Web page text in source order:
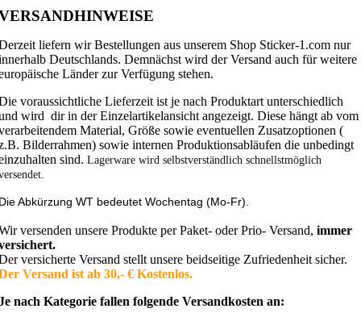
liefern wir Bestellungen aus unserem Shop Sticker-1.com nur
Deutschlands. Demnächst wird der Versand auch für weitere
Länder zur Verfügung stehen.
voraussichtliche Lieferzeit ist je nach Produktart unterschiedlich
wird dir in der Einzelartikelansicht angezeigt. Diese hängt ab vom
Material, Größe sowie eventuellen Zusatzoptionen (
Bilderrahmen) sowie internen Produktionsabläufen die unbedingt
sind. Lagerware wird selbstverständlich schnellstmöglich
Abkürzung WT bedeutet Wochentag (Mo-Fr).
versenden unsere Produkte per Paket- oder Prio- Versand, immer
versicherte Versand stellt unsere beidseitige Zufriedenheit sicher.
Versand ist ab 30,- € Kostenlos.
nach Kategorie fallen folgende Versandkosten an: